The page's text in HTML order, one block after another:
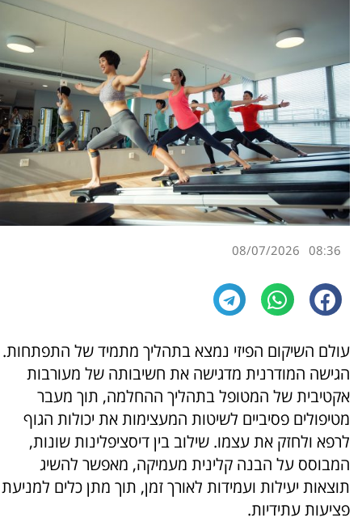
08:36
08/07/2026
עולם השיקום הפיזי נמצא בתהליך מתמיד של התפתחות.
הגישה המודרנית מדגישה את חשיבותה של מעורבות
אקטיבית של המטופל בתהליך ההחלמה, תוך מעבר
מטיפולים פסיביים לשיטות המעצימות את יכולות הגוף
לרפא ולחזק את עצמו. שילוב בין דיסציפלינות שונות,
המבוסס על הבנה קלינית מעמיקה, מאפשר להשיג
תוצאות יעילות ועמידות לאורך זמן, תוך מתן כלים למניעת
פציעות עתידיות.